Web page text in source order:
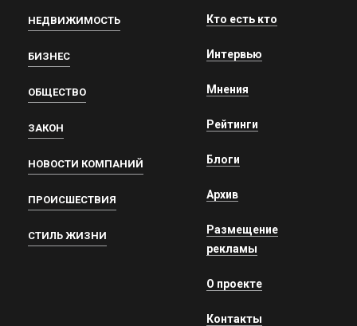
НЕДВИЖИМОСТЬ
БИЗНЕС
ОБЩЕСТВО
ЗАКОН
НОВОСТИ КОМПАНИЙ
ПРОИСШЕСТВИЯ
СТИЛЬ ЖИЗНИ
Кто есть кто
Интервью
Мнения
Рейтинги
Блоги
Архив
Размещение
рекламы
О проекте
Контакты